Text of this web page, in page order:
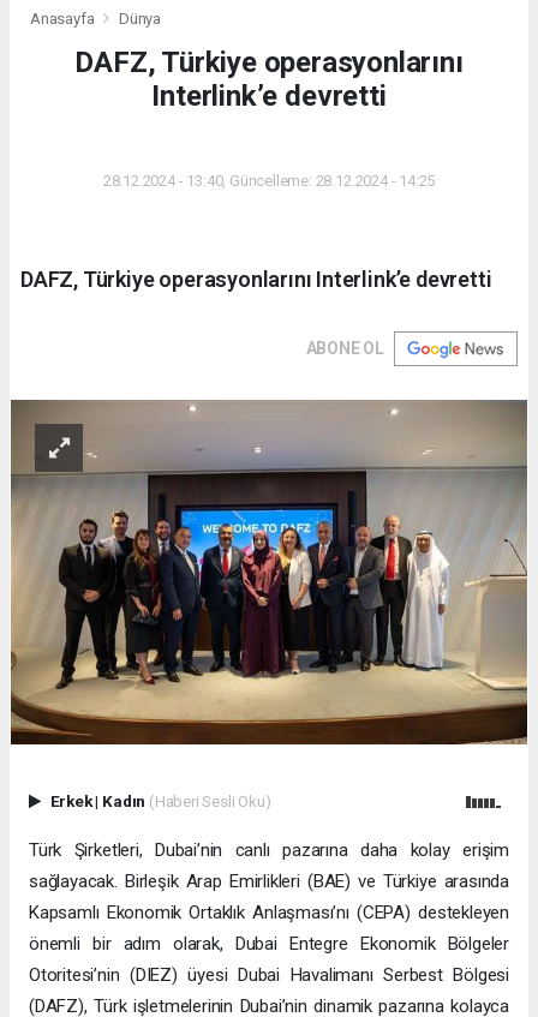
Anasayfa Dünya
DAFZ, Türkiye operasyonlarını
Interlink’e devretti
28.12.2024 - 13:40, Güncelleme: 28.12.2024 - 14:25
DAFZ, Türkiye operasyonlarını Interlink’e devretti
ABONE OL
Erkek| Kadın (Haberi Sesli Oku)
Türk Şirketleri, Dubai’nin canlı pazarına daha kolay erişim
sağlayacak. Birleşik Arap Emirlikleri (BAE) ve Türkiye arasında
Kapsamlı Ekonomik Ortaklık Anlaşması’nı (CEPA) destekleyen
önemli bir adım olarak, Dubai Entegre Ekonomik Bölgeler
Otoritesi’nin (DIEZ) üyesi Dubai Havalimanı Serbest Bölgesi
(DAFZ), Türk işletmelerinin Dubai’nin dinamik pazarına kolayca